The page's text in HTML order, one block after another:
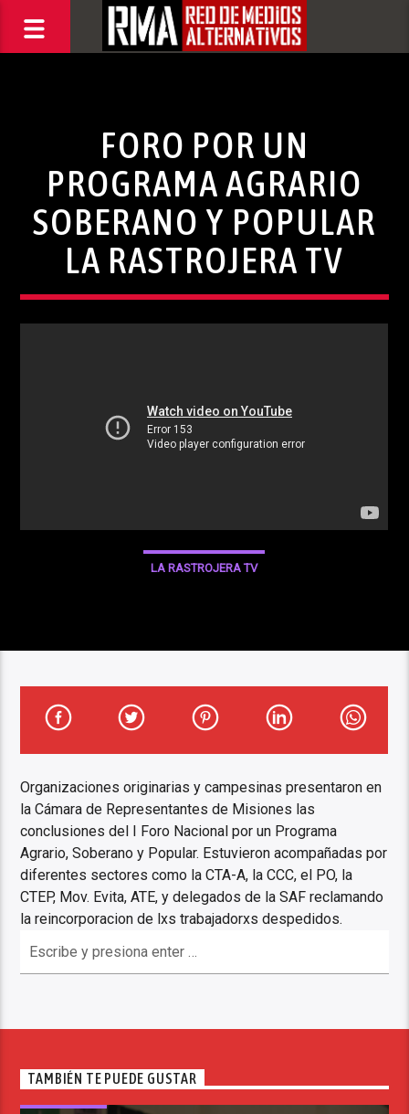
FORO POR UN
PROGRAMA AGRARIO
SOBERANO Y POPULAR
LA RASTROJERA TV
LA RASTROJERA TV
Organizaciones originarias y campesinas presentaron en
la Cámara de Representantes de Misiones las
conclusiones del I Foro Nacional por un Programa
Agrario, Soberano y Popular. Estuvieron acompañadas por
diferentes sectores como la CTA-A, la CCC, el PO, la
CTEP, Mov. Evita, ATE, y delegados de la SAF reclamando
la reincorporacion de lxs trabajadorxs despedidos.
TAMBIÉN TE PUEDE GUSTAR